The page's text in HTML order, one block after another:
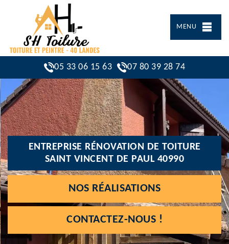
MENU
05 33 06 15 63 07 80 39 28 74
ENTREPRISE RÉNOVATION DE TOITURE
SAINT VINCENT DE PAUL 40990
NOS RÉALISATIONS
CONTACTEZ-NOUS !